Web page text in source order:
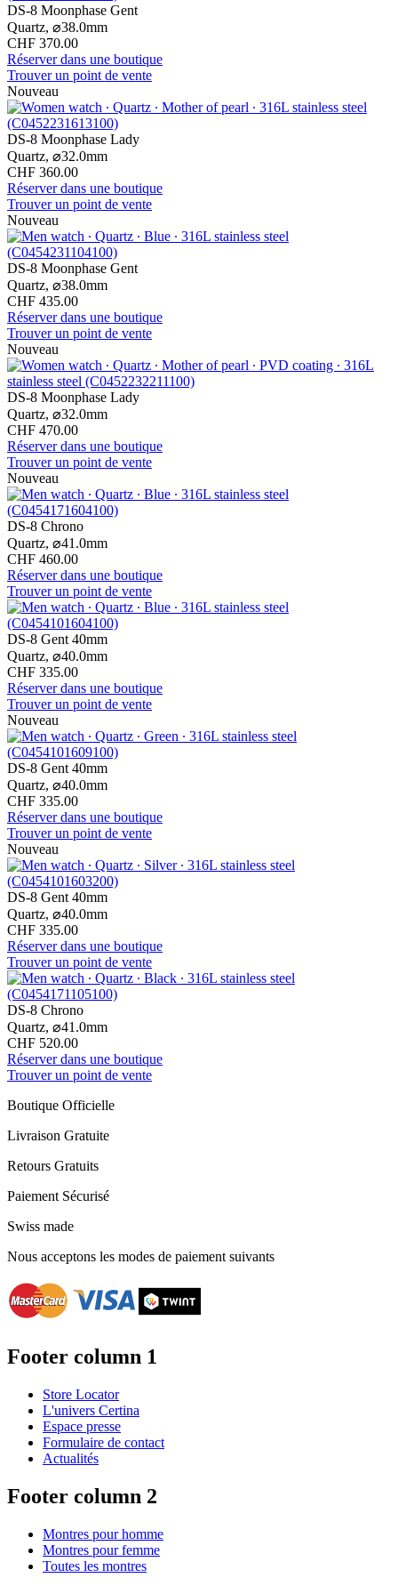
DS-8 Moonphase Gent
Quartz, ⌀38.0mm
CHF 370.00
Réserver dans une boutique
Trouver un point de vente
Nouveau
DS-8 Moonphase Lady
Quartz, ⌀32.0mm
CHF 360.00
Réserver dans une boutique
Trouver un point de vente
Nouveau
DS-8 Moonphase Gent
Quartz, ⌀38.0mm
CHF 435.00
Réserver dans une boutique
Trouver un point de vente
Nouveau
DS-8 Moonphase Lady
Quartz, ⌀32.0mm
CHF 470.00
Réserver dans une boutique
Trouver un point de vente
Nouveau
DS-8 Chrono
Quartz, ⌀41.0mm
CHF 460.00
Réserver dans une boutique
Trouver un point de vente
DS-8 Gent 40mm
Quartz, ⌀40.0mm
CHF 335.00
Réserver dans une boutique
Trouver un point de vente
Nouveau
DS-8 Gent 40mm
Quartz, ⌀40.0mm
CHF 335.00
Réserver dans une boutique
Trouver un point de vente
Nouveau
DS-8 Gent 40mm
Quartz, ⌀40.0mm
CHF 335.00
Réserver dans une boutique
Trouver un point de vente
DS-8 Chrono
Quartz, ⌀41.0mm
CHF 520.00
Réserver dans une boutique
Trouver un point de vente
Boutique Officielle
Livraison Gratuite
Retours Gratuits
Paiement Sécurisé
Swiss made
Nous acceptons les modes de paiement suivants
Footer column 1
Store Locator
L'univers Certina
Espace presse
Formulaire de contact
Actualités
Footer column 2
Montres pour homme
Montres pour femme
Toutes les montres